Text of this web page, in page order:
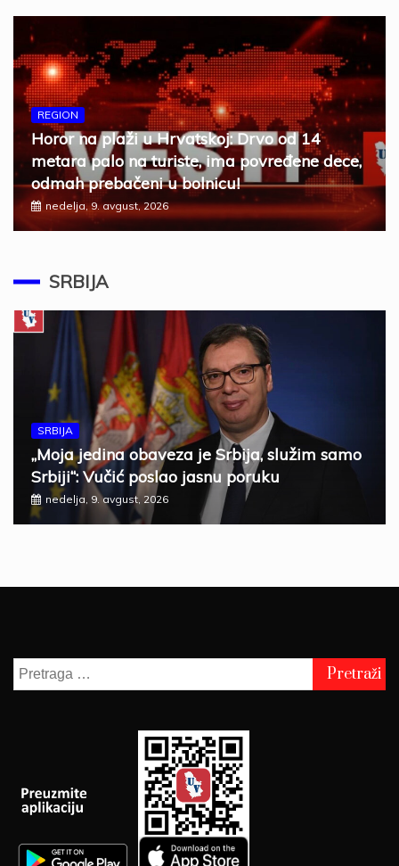
REGION
Horor na plaži u Hrvatskoj: Drvo od 14
metara palo na turiste, ima povređene dece,
odmah prebačeni u bolnicu!
nedelja, 9. avgust, 2026
SRBIJA
SRBIJA
„Moja jedina obaveza je Srbija, služim samo
Srbiji“: Vučić poslao jasnu poruku
nedelja, 9. avgust, 2026
Pretraga
za: